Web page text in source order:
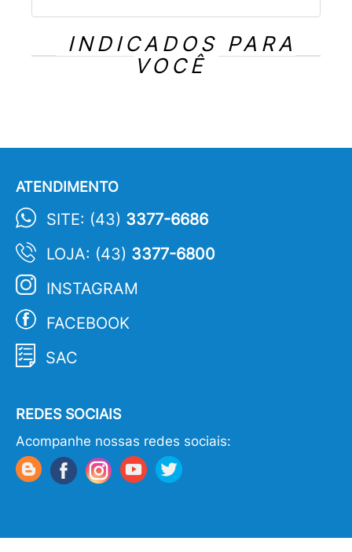
INDICADOS PARA
VOCÊ
ATENDIMENTO
SITE: (43) 3377-6686
LOJA: (43) 3377-6800
INSTAGRAM
FACEBOOK
SAC
REDES SOCIAIS
Acompanhe nossas redes sociais: